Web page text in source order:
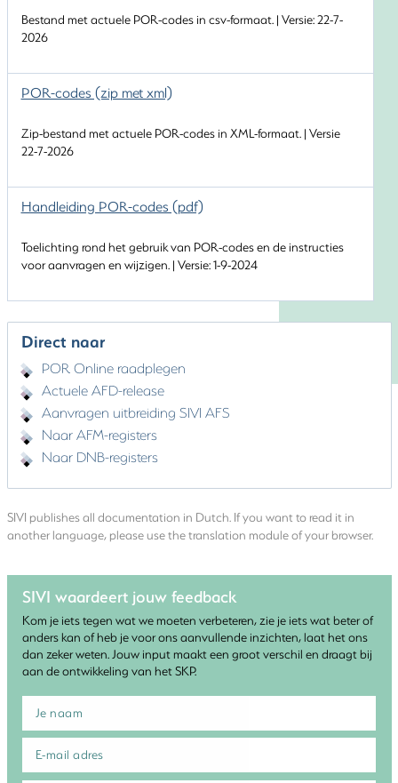
Bestand met actuele POR-codes in csv-formaat. | Versie: 22-7-
2026
POR-codes (zip met xml)
Zip-bestand met actuele POR-codes in XML-formaat. | Versie
22-7-2026
Handleiding POR-codes (pdf)
Toelichting rond het gebruik van POR-codes en de instructies
voor aanvragen en wijzigen. | Versie: 1-9-2024
Direct naar
POR Online raadplegen
Actuele AFD-release
Aanvragen uitbreiding SIVI AFS
Naar AFM-registers
Naar DNB-registers
SIVI publishes all documentation in Dutch. If you want to read it in
another language, please use the translation module of your browser.
SIVI waardeert jouw feedback
Kom je iets tegen wat we moeten verbeteren, zie je iets wat beter of
anders kan of heb je voor ons aanvullende inzichten, laat het ons
dan zeker weten. Jouw input maakt een groot verschil en draagt bij
aan de ontwikkeling van het SKP.